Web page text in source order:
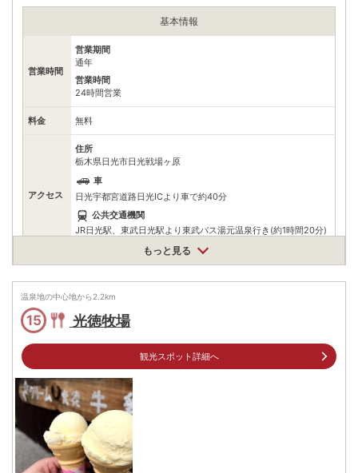
自然の不思議な造形美も印象的だ。
基本情報
営業時間
営業期間
通年
営業時間
24時間営業
料金 無料
アクセス
住所
栃木県日光市日光戦場ヶ原
車
日光宇都宮道路日光ICより車で約40分
公共交通機関
JR日光駅、東武日光駅より東武バス湯元温泉行き(約1時間20分)
電話番号 0288533795
※ 掲載情報は変更になる場合があります。最新の内容はご利用前にご自身でお
問合せください。
※ 料金情報は税込・税抜表記が混ざっております。正しい金額はご利用前にご
自身でお問合せください。
もっと見る
温泉地の中心地から2.2km
15 光徳牧場
観光スポット詳細へ